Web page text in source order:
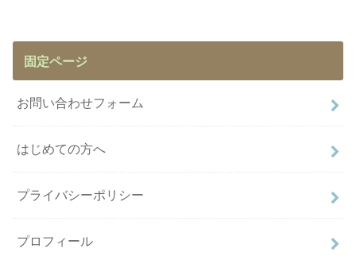
固定ページ
お問い合わせフォーム
はじめての方へ
プライバシーポリシー
プロフィール